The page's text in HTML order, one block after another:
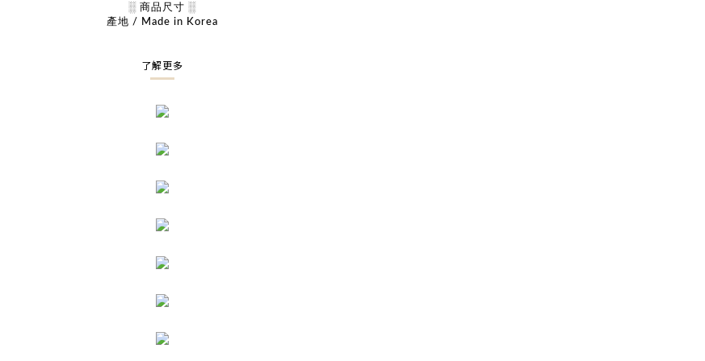
░ 商品尺寸 ░
產地 / Made in Korea
了解更多